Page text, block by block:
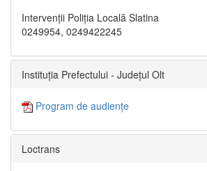
Intervenții Poliția Locală Slatina
0249954, 0249422245
Instituția Prefectului - Județul Olt
Program de audiențe
Loctrans